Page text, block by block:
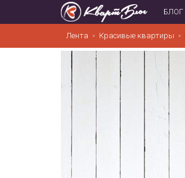
БЛОГ
Лента Красивые квартиры